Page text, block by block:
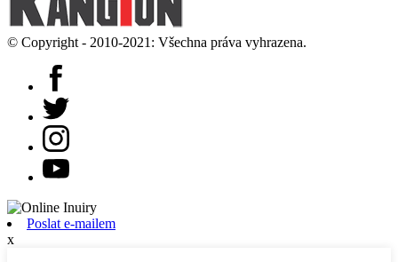
© Copyright - 2010-2021: Všechna práva vyhrazena.
Poslat e-mailem
x